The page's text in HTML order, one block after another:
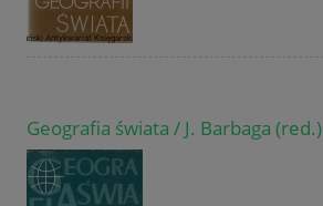
Geografia świata / J. Barbaga (red.)